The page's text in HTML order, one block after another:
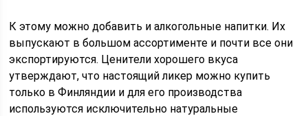
К этому можно добавить и алкогольные напитки. Их
выпускают в большом ассортименте и почти все они
экспортируются. Ценители хорошего вкуса
утверждают, что настоящий ликер можно купить
только в Финляндии и для его производства
используются исключительно натуральные